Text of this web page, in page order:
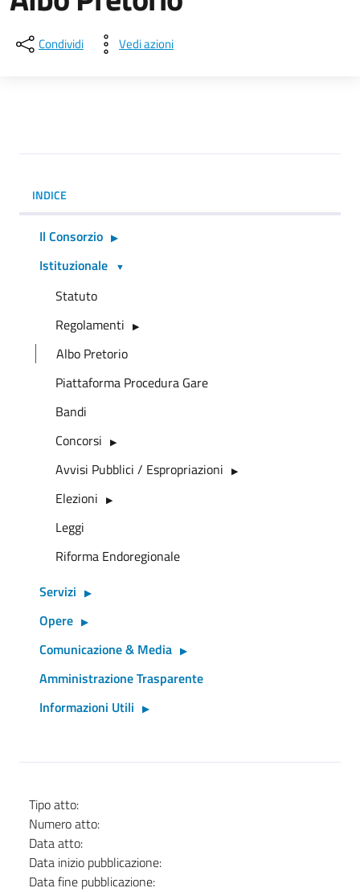
Condividi Vedi azioni
INDICE
Il Consorzio
Istituzionale
Statuto
Regolamenti
Albo Pretorio
Piattaforma Procedura Gare
Bandi
Concorsi
Avvisi Pubblici / Espropriazioni
Elezioni
Leggi
Riforma Endoregionale
Servizi
Opere
Comunicazione & Media
Amministrazione Trasparente
Informazioni Utili
Tipo atto:
Numero atto:
Data atto:
Data inizio pubblicazione:
Data fine pubblicazione: